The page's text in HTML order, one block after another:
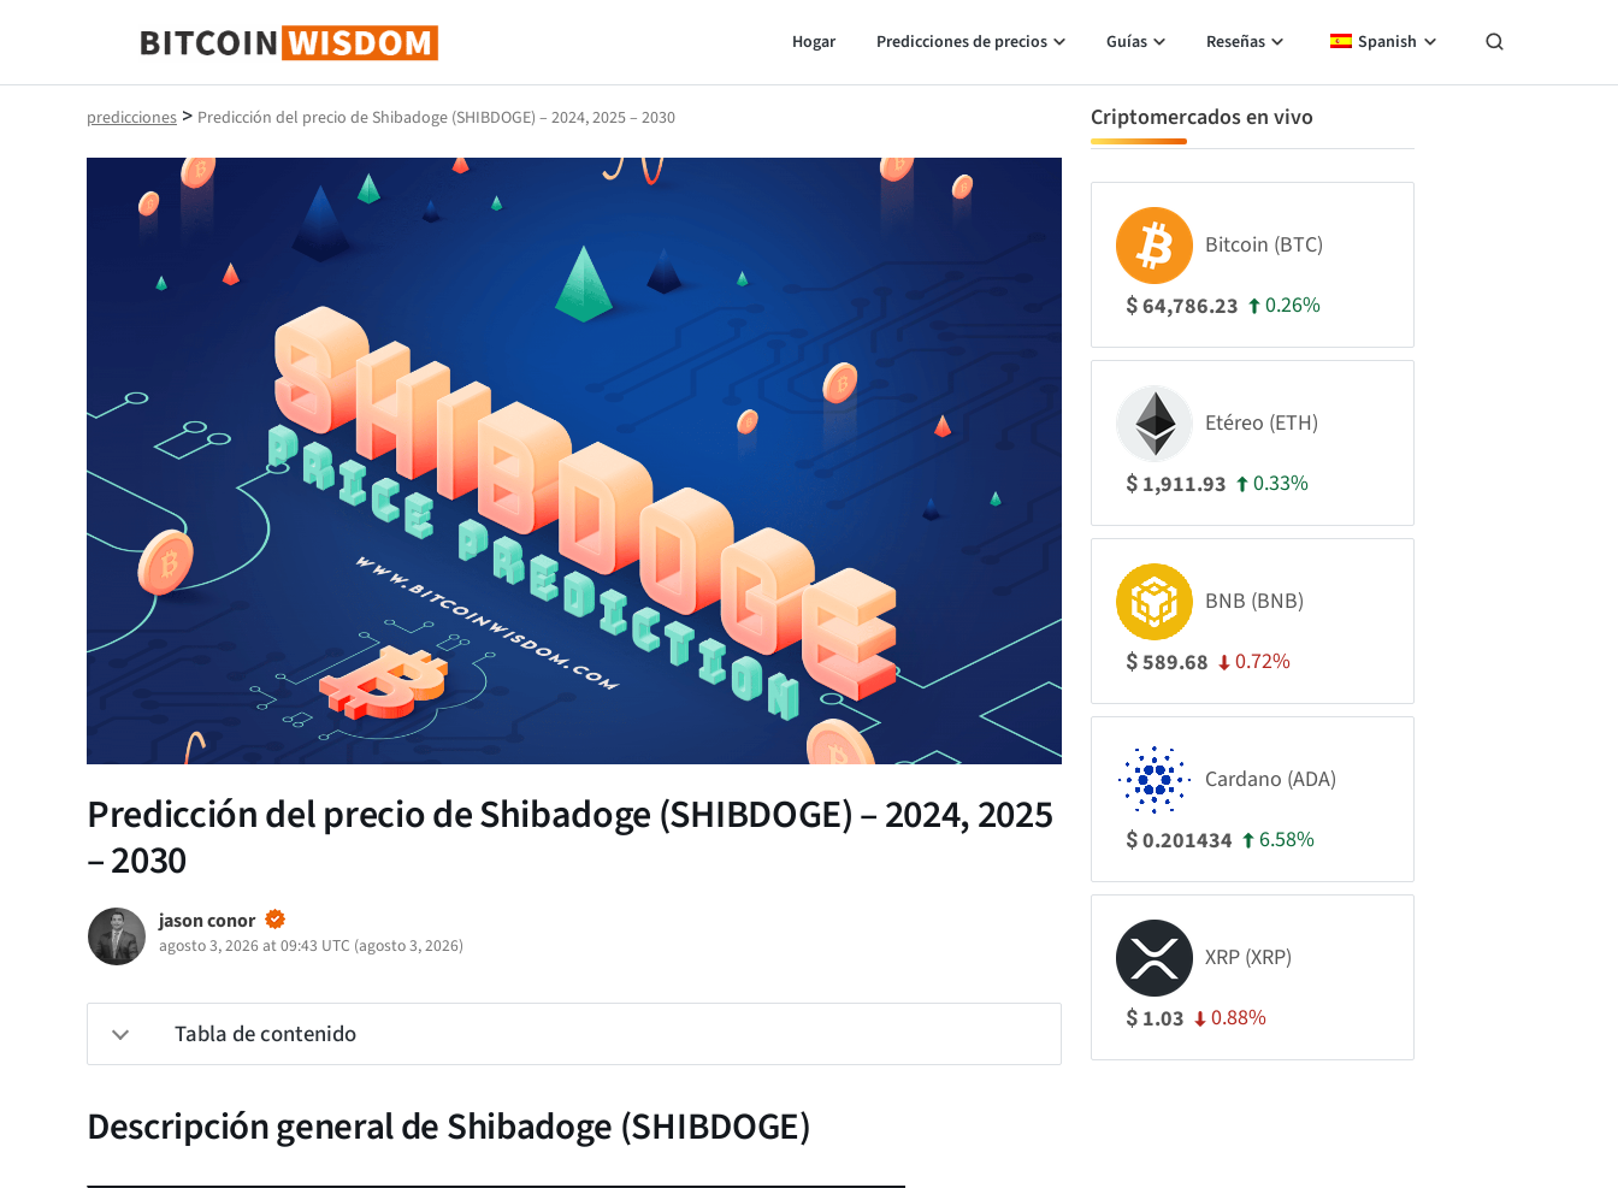
Sabiduría de Bitcoin
Hogar Predicciones de precios Guías Reseñas Spanish
predicciones > Predicción del precio de Shibadoge (SHIBDOGE) – 2024, 2025 – 2030
Predicción del precio de Shibadoge (SHIBDOGE) – 2024, 2025
– 2030
jason conor
agosto 3, 2026 at 09:43 UTC (agosto 3, 2026)
Tabla de contenido
Descripción general de Shibadoge (SHIBDOGE)
Criptomercados en vivo
Bitcoin (BTC)
$64,786.23 0.26%
Etéreo (ETH)
$ 1,911.93 0.33%
BNB (BNB)
$589.68 0.72%
Cardano (ADA)
$0.201434 6.58%
XRP (XRP)
$ 1.03 0.88%